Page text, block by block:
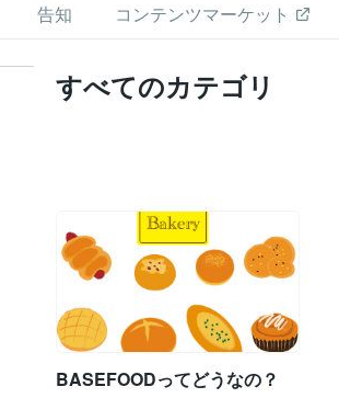
告知 コンテンツマーケット
すべてのカテゴリ
BASEFOODってどうなの？